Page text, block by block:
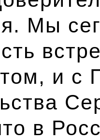
Мы
, и с
в